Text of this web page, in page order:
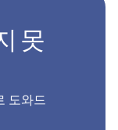
못
도와드